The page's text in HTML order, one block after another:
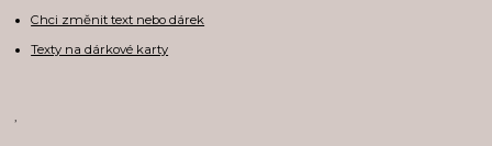
Chci změnit text nebo dárek
Texty na dárkové karty
,